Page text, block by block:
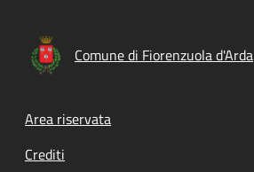
Comune di Fiorenzuola d'Arda
Footer menu
Area riservata
Crediti